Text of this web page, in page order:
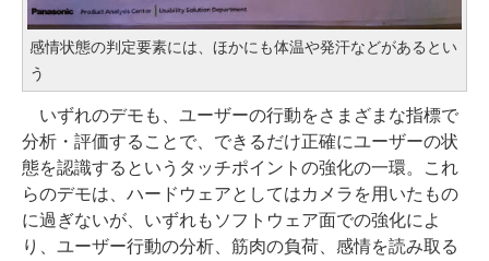
感情状態の判定要素には、ほかにも体温や発汗などがあるとい
う
いずれのデモも、ユーザーの行動をさまざまな指標で
分析・評価することで、できるだけ正確にユーザーの状
態を認識するというタッチポイントの強化の一環。これ
らのデモは、ハードウェアとしてはカメラを用いたもの
に過ぎないが、いずれもソフトウェア面での強化によ
り、ユーザー行動の分析、筋肉の負荷、感情を読み取る